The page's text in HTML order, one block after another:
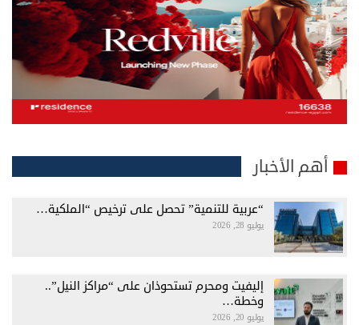
أهم الأخبار
“عربية للتنمية” تحصل على ترخيص “الملكية…
يوليو 28, 2026
إليفيت ومحرم تستحوذان على “مراكز النيل”..
وخطة…
يوليو 20, 2026